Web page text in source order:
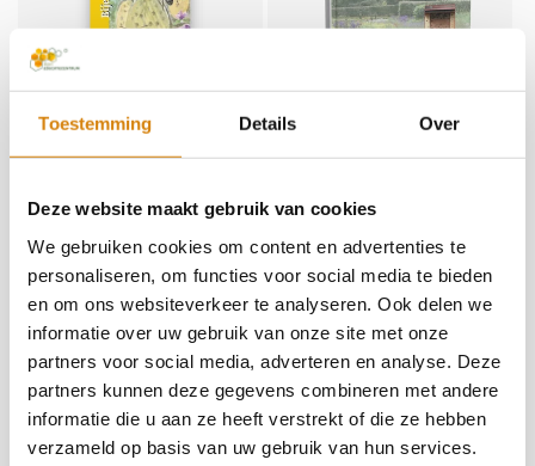
Toestemming Details Over
Deze website maakt gebruik van cookies
We gebruiken cookies om content en advertenties te
personaliseren, om functies voor social media te bieden
en om ons websiteverkeer te analyseren. Ook delen we
informatie over uw gebruik van onze site met onze
partners voor social media, adverteren en analyse. Deze
partners kunnen deze gegevens combineren met andere
informatie die u aan ze heeft verstrekt of die ze hebben
verzameld op basis van uw gebruik van hun services.
Gids, Bijen in beeld
Normale
prijs
€4,95
Boek, Gasten van
Normale
prijs
€30,00